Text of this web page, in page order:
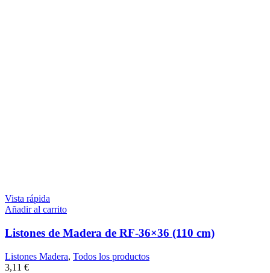
Vista rápida
Añadir al carrito
Listones de Madera de RF-36×36 (110 cm)
Listones Madera, Todos los productos
3,11 €